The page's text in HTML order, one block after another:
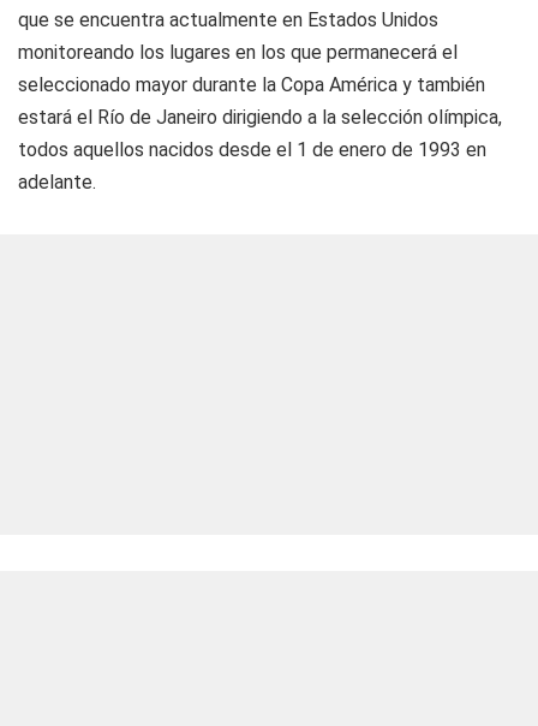
que se encuentra actualmente en Estados Unidos
monitoreando los lugares en los que permanecerá el
seleccionado mayor durante la Copa América y también
estará el Río de Janeiro dirigiendo a la selección olímpica,
todos aquellos nacidos desde el 1 de enero de 1993 en
adelante.